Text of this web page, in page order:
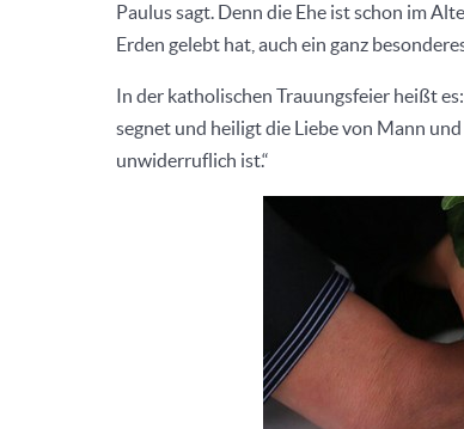
Paulus sagt. Denn die Ehe ist schon im
Erden gelebt hat, auch ein ganz
In der katholischen Trauungsfeier heißt
segnet und heiligt die Liebe von Mann
unwiderruflich ist.“